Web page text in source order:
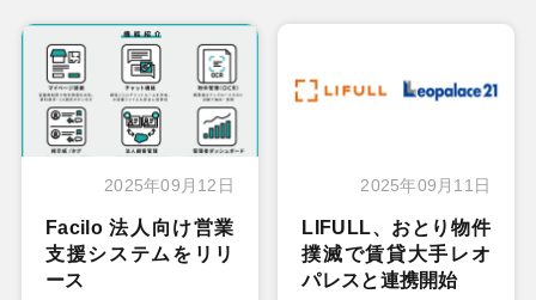
2025年09月12日
Facilo 法人向け営業
支援システムをリリ
ース
2025年09月11日
LIFULL、おとり物件
撲滅で賃貸大手レオ
パレスと連携開始